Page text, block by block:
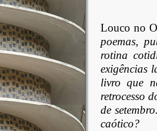
Louco no
poemas,
rotina
exigências
livro que
retrocesso
de
caótico?